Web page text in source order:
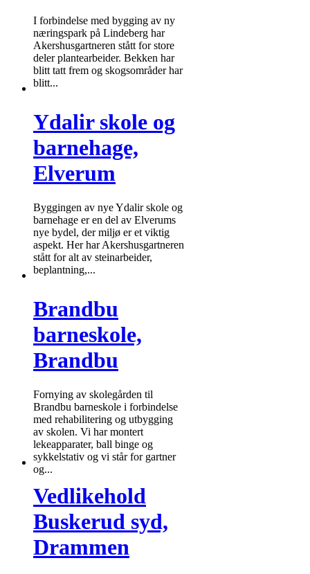
I forbindelse med bygging av ny
næringspark på Lindeberg har
Akershusgartneren stått for store
deler plantearbeider. Bekken har
blitt tatt frem og skogsområder har
blitt...
Ydalir skole og
barnehage,
Elverum
Byggingen av nye Ydalir skole og
barnehage er en del av Elverums
nye bydel, der miljø er et viktig
aspekt. Her har Akershusgartneren
stått for alt av steinarbeider,
beplantning,...
Brandbu
barneskole,
Brandbu
Fornying av skolegården til
Brandbu barneskole i forbindelse
med rehabilitering og utbygging
av skolen. Vi har montert
lekeapparater, ball binge og
sykkelstativ og vi står for gartner
og...
Vedlikehold
Buskerud syd,
Drammen